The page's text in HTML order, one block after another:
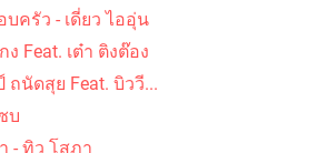
พ คอร์ดเพลง รัก คิดถึง และห่วงใย - เคียส
ครัว - เดี่ยว ไออุ่น
Feat. เต๋า ติงต๊อง
ถนัดสุย Feat. บิววี...
บ
- ทิว โสภา